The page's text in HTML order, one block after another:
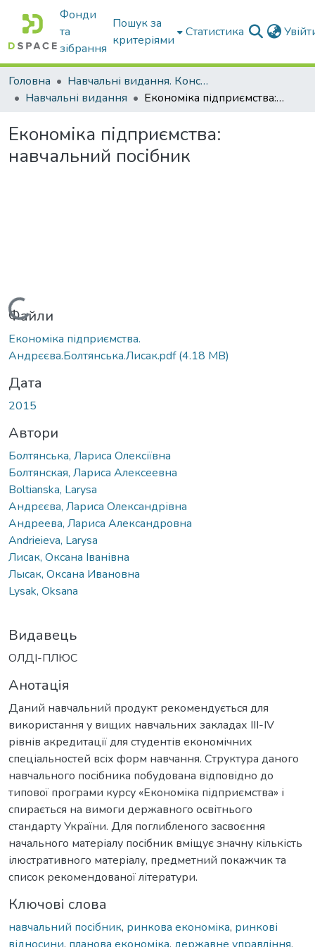
Фонди
та
зібрання
Пошук за
критеріями
Статистика
Головна
Навчальні видання. Конспекти лекцій
Навчальні видання
Економіка підприємства: навчальний посібник
Економіка підприємства:
навчальний посібник
Вантажиться...
Файли
Економіка підприємства.
Андрєєва.Болтянська.Лисак.pdf(4.18 MB)
Дата
2015
Автори
Болтянська, Лариса Олексіївна
Болтянская, Лариса Алексеевна
Boltianska, Larysa
Андрєєва, Лариса Олександрівна
Андреева, Лариса Александровна
Andrieieva, Larysa
Лисак, Оксана Іванівна
Лысак, Оксана Ивановна
Lysak, Oksana
Видавець
ОЛДІ-ПЛЮС
Анотація
Даний навчальний продукт рекомендується для
використання у вищих навчальних закладах ІІI-IV
рівнів акредитації для студентів економічних
спеціальностей всіх форм навчання. Структура даного
навчального посібника побудована відповідно до
типової програми курсу «Економіка підприємства» і
спирається на вимоги державного освітнього
стандарту України. Для поглибленого засвоєння
начального матеріалу посібник вміщує значну кількість
ілюстративного матеріалу, предметний покажчик та
список рекомендованої літератури.
Ключові слова
навчальний посібник, ринкова економіка, ринкові